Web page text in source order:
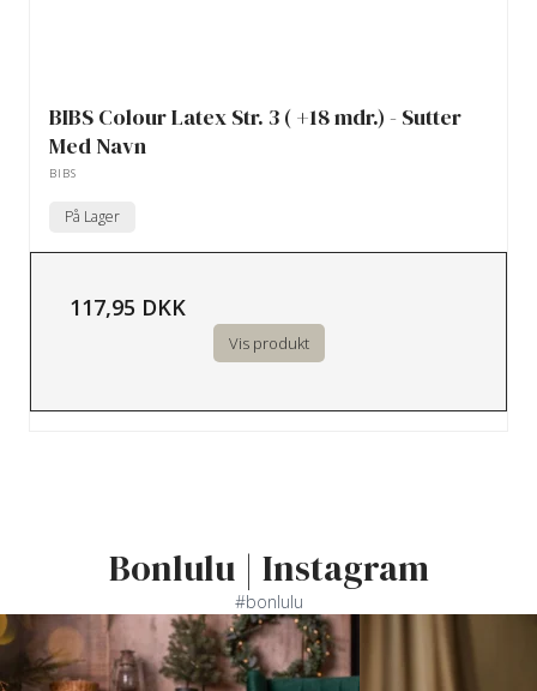
BIBS Colour Latex Str. 3 ( +18 mdr.) - Sutter
Med Navn
BIBS
På Lager
117,95 DKK
Vis produkt
Bonlulu | Instagram
#bonlulu